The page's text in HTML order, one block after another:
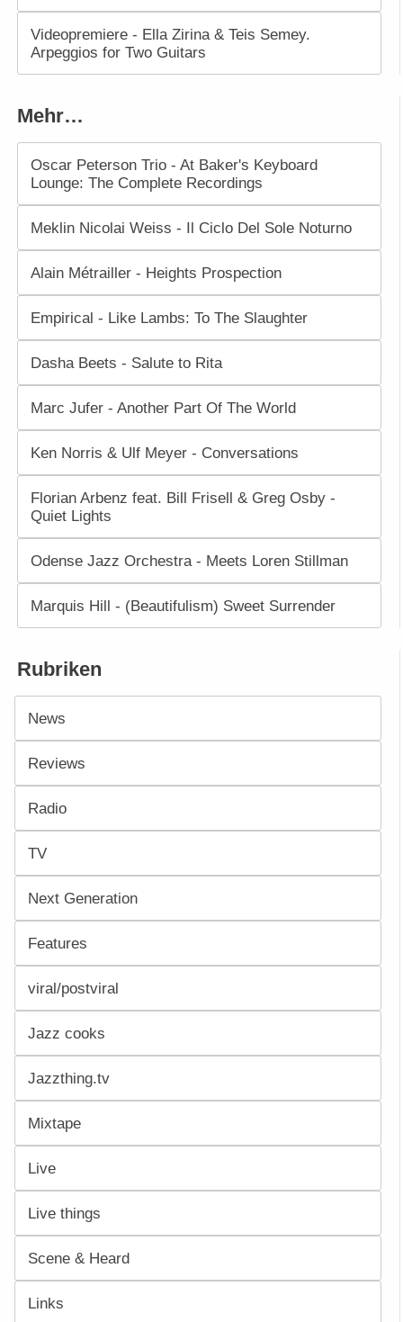
Videopremiere - Ella Zirina & Teis Semey.
Arpeggios for Two Guitars
Mehr…
Oscar Peterson Trio - At Baker's Keyboard
Lounge: The Complete Recordings
Meklin Nicolai Weiss - Il Ciclo Del Sole Noturno
Alain Métrailler - Heights Prospection
Empirical - Like Lambs: To The Slaughter
Dasha Beets - Salute to Rita
Marc Jufer - Another Part Of The World
Ken Norris & Ulf Meyer - Conversations
Florian Arbenz feat. Bill Frisell & Greg Osby -
Quiet Lights
Odense Jazz Orchestra - Meets Loren Stillman
Marquis Hill - (Beautifulism) Sweet Surrender
Rubriken
News
Reviews
Radio
TV
Next Generation
Features
viral/postviral
Jazz cooks
Jazzthing.tv
Mixtape
Live
Live things
Scene & Heard
Links